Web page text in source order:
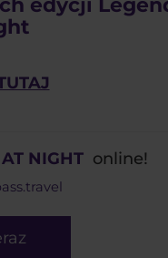
edycji
NIGHT online!